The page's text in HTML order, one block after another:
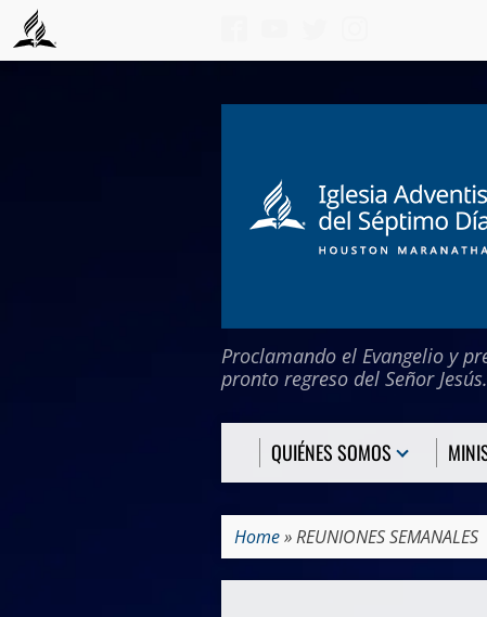
Skip
content
Proclamando el Evangelio y
pronto regreso del Señor Jesús.
QUIÉNES SOMOS
Home»REUNIONES SEMANALES